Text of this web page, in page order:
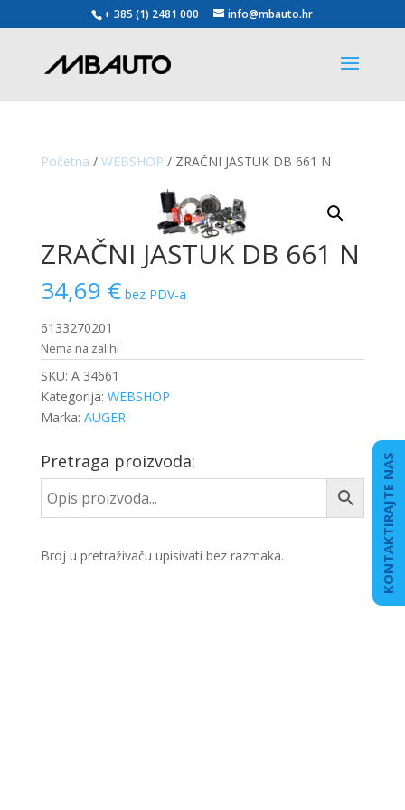
+ 385 (1) 2481 000 info@mbauto.hr
Početna / WEBSHOP / ZRAČNI JASTUK DB 661 N
ZRAČNI JASTUK DB 661 N
34,69 € bez PDV-a
6133270201
Nema na zalihi
SKU: A 34661
Kategorija: WEBSHOP
Marka: AUGER
Pretraga proizvoda:
Broj u pretraživaču upisivati bez razmaka. KONTAKTIRAJTE NAS